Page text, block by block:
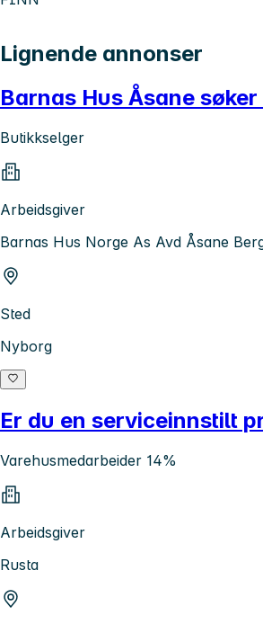
Lignende annonser
Barnas Hus Åsane
Butikkselger
Arbeidsgiver
Barnas Hus Norge As Avd Åsane
Sted
Nyborg
Er du en serviceinnstilt
Varehusmedarbeider 14%
Arbeidsgiver
Rusta